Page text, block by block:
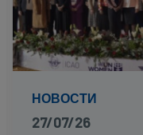
НОВОСТИ
27/07/26